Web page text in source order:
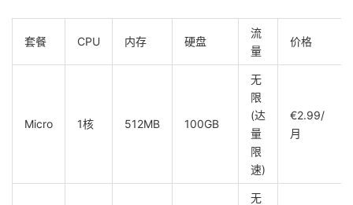
套餐 CPU 内存 硬盘
流
量
价格
Micro 1核 512MB 100GB
无
限
(达
量
限
速)
€2.99/
月
无